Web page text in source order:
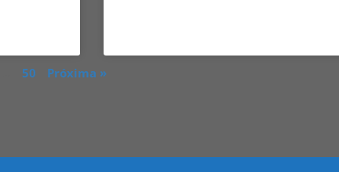
50 Próxima »